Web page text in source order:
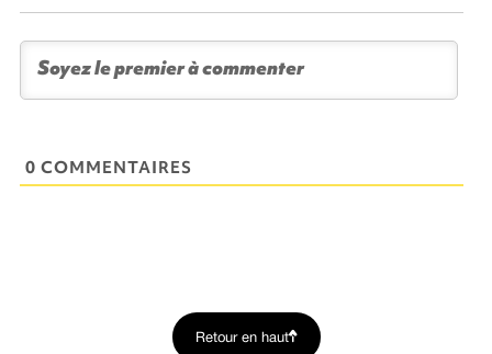
0 COMMENTAIRES
Retour en haut